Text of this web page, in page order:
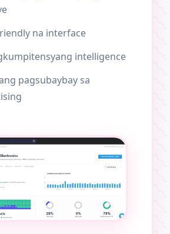
na interface
intelligence
pagsubaybay sa